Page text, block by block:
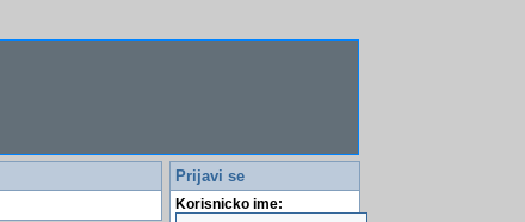
Prijavi se
Korisnicko ime: